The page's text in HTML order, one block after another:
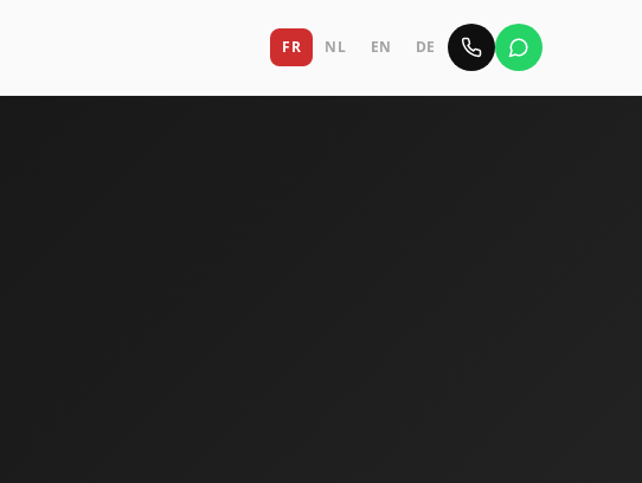
FR NL EN DE